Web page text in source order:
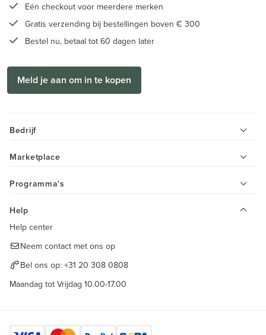
Eén checkout voor meerdere merken
Gratis verzending bij bestellingen boven € 300
Bestel nu, betaal tot 60 dagen later
Meld je aan om in te kopen
Bedrijf
Marketplace
Programma's
Help
Help center
Neem contact met ons op
Bel ons op: +31 20 308 0808
Maandag tot Vrijdag 10.00-17.00